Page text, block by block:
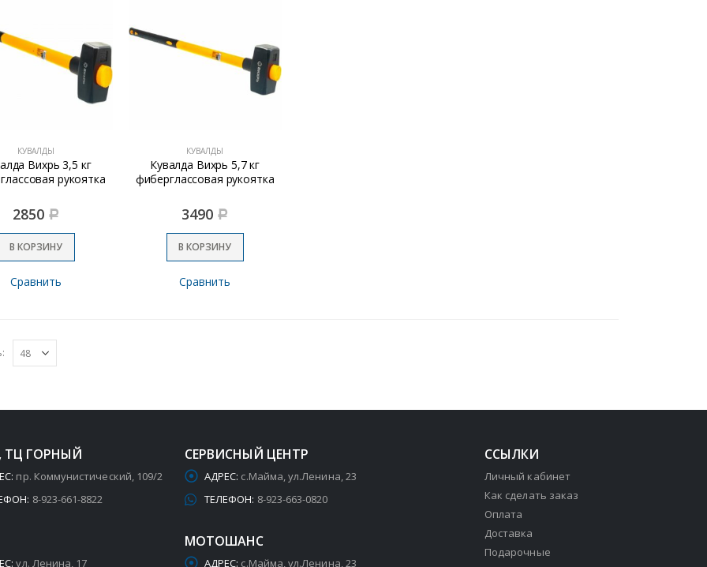
КУВАЛДЫ
Вихрь 3,5 кг
рукоятка
2850 Р
В КОРЗИНУ
Сравнить
КУВАЛДЫ
Кувалда Вихрь 5,7 кг
фиберглассовая рукоятка
3490 Р
В КОРЗИНУ
Сравнить
ТЦ ГОРНЫЙ
пр. Коммунистический, 109/2
8-923-661-8822
ул. Ленина, 17
СЕРВИСНЫЙ ЦЕНТР
АДРЕС: с.Майма, ул.Ленина, 23
ТЕЛЕФОН: 8-923-663-0820
МОТОШАНС
АДРЕС: с.Майма, ул.Ленина, 23
ССЫЛКИ
Личный кабинет
Как сделать заказ
Оплата
Доставка
Подарочные